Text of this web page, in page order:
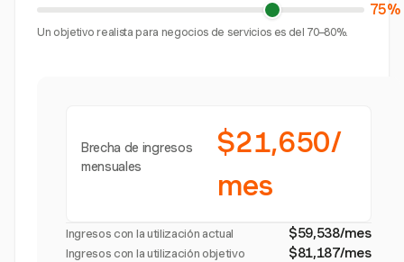
75%
Un objetivo realista para negocios de servicios es del 70–80%.
Brecha de ingresos
mensuales
$21,650/
mes
Ingresos con la utilización actual $59,538/mes
Ingresos con la utilización objetivo $81,187/mes